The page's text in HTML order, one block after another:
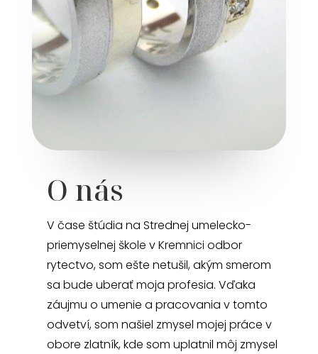
O nás
V čase štúdia na Strednej umelecko-
priemyselnej škole v Kremnici odbor
rytectvo, som ešte netušil, akým smerom
sa bude uberať moja profesia. Vďaka
záujmu o umenie a pracovania v tomto
odvetví, som našiel zmysel mojej práce v
obore zlatník, kde som uplatnil môj zmysel